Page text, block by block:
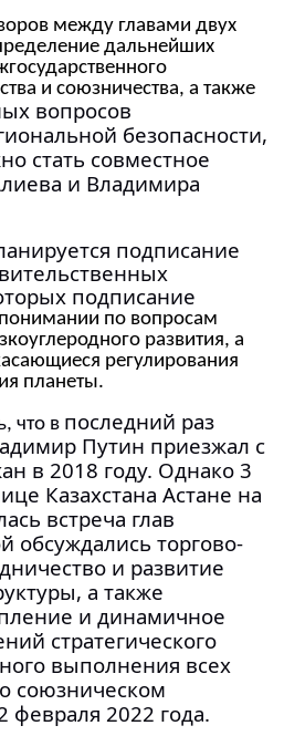
между главами двух
дальнейших
и союзничества, а также
вопросов
безопасности,
стать совместное
и Владимира
подписание
подписание
по вопросам
развития, а
регулирования
планеты.
что в последний раз
Путин приезжал с
в 2018 году. Однако 3
Казахстана Астане на
встреча глав
обсуждались торгово-
и развитие
а также
и динамичное
стратегического
выполнения всех
союзническом
февраля 2022 года.